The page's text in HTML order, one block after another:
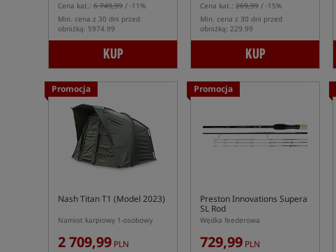
Cena kat.: 6 749,99 / -11%
Min. cena z 30 dni przed
obniżką: 5974.99
KUP
Cena kat.: 269,99 / -15%
Min. cena z 30 dni przed
obniżką: 229.99
KUP
Promocja
Nash Titan T1 (Model 2023)
Namiot karpiowy 1-osobowy
2 709,99 PLN
Promocja
Preston Innovations Supera
SL Rod
Wędka feederowa
729,99 PLN